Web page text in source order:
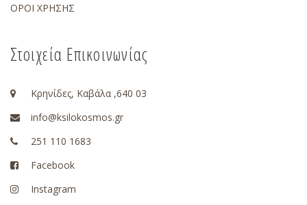
ΟΡΟΙ ΧΡΗΣΗΣ
Στοιχεία Επικοινωνίας
Κρηνίδες, Καβάλα ,640 03
info@ksilokosmos.gr
251 110 1683
Facebook
Instagram